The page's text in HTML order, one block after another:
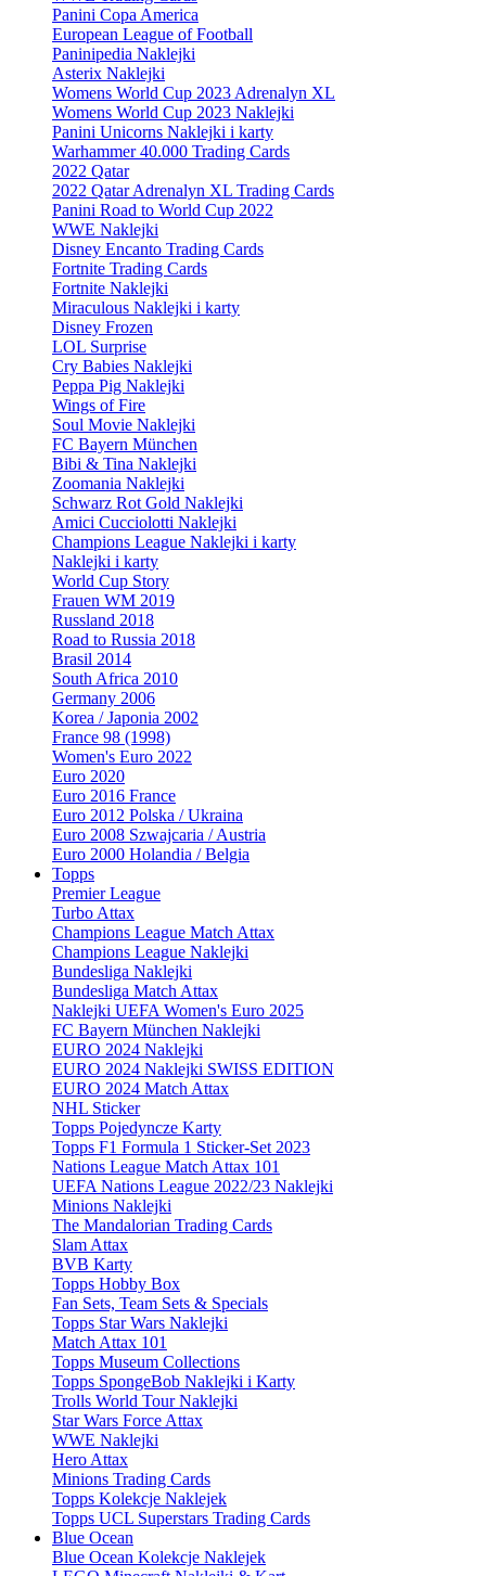
Panini Copa America
European League of Football
Paninipedia Naklejki
Asterix Naklejki
Womens World Cup 2023 Adrenalyn XL
Womens World Cup 2023 Naklejki
Panini Unicorns Naklejki i karty
Warhammer 40.000 Trading Cards
2022 Qatar
2022 Qatar Adrenalyn XL Trading Cards
Panini Road to World Cup 2022
WWE Naklejki
Disney Encanto Trading Cards
Fortnite Trading Cards
Fortnite Naklejki
Miraculous Naklejki i karty
Disney Frozen
LOL Surprise
Cry Babies Naklejki
Peppa Pig Naklejki
Wings of Fire
Soul Movie Naklejki
FC Bayern München
Bibi & Tina Naklejki
Zoomania Naklejki
Schwarz Rot Gold Naklejki
Amici Cucciolotti Naklejki
Champions League Naklejki i karty
Naklejki i karty
World Cup Story
Frauen WM 2019
Russland 2018
Road to Russia 2018
Brasil 2014
South Africa 2010
Germany 2006
Korea / Japonia 2002
France 98 (1998)
Women's Euro 2022
Euro 2020
Euro 2016 France
Euro 2012 Polska / Ukraina
Euro 2008 Szwajcaria / Austria
Euro 2000 Holandia / Belgia
Topps
Premier League
Turbo Attax
Champions League Match Attax
Champions League Naklejki
Bundesliga Naklejki
Bundesliga Match Attax
Naklejki UEFA Women's Euro 2025
FC Bayern München Naklejki
EURO 2024 Naklejki
EURO 2024 Naklejki SWISS EDITION
EURO 2024 Match Attax
NHL Sticker
Topps Pojedyncze Karty
Topps F1 Formula 1 Sticker-Set 2023
Nations League Match Attax 101
UEFA Nations League 2022/23 Naklejki
Minions Naklejki
The Mandalorian Trading Cards
Slam Attax
BVB Karty
Topps Hobby Box
Fan Sets, Team Sets & Specials
Topps Star Wars Naklejki
Match Attax 101
Topps Museum Collections
Topps SpongeBob Naklejki i Karty
Trolls World Tour Naklejki
Star Wars Force Attax
WWE Naklejki
Hero Attax
Minions Trading Cards
Topps Kolekcje Naklejek
Topps UCL Superstars Trading Cards
Blue Ocean
Blue Ocean Kolekcje Naklejek